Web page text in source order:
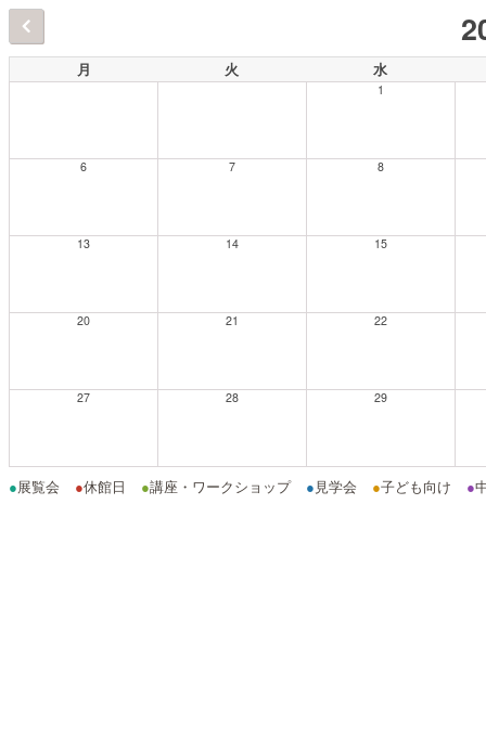
月 火 水
1
6 7 8
13 14 15
20 21 22
27 28 29
●展覧会 ●休館日 ●講座・ワークショップ ● 見学会 ●子ども向け ●